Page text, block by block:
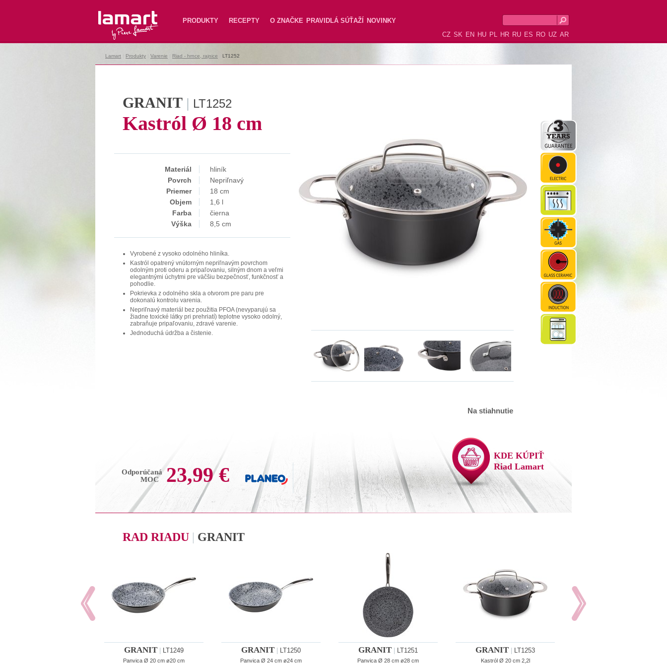
Lamart PRODUKTY RECEPTY O ZNAČKE PRAVIDLÁ SÚŤAŽÍ
NOVINKY
CZ SK EN HU PL HR RU ES RO UZ AR
Lamart Produkty Varenie Riad - hrnce, rajnice LT1252
Na stiahnutie
GRANIT | LT1252
Kastról Ø 18 cm
Materiál
hliník
Povrch
Nepriľnavý
Priemer
18 cm
Objem
1,6 l
Farba
čierna
Výška
8,5 cm
Vyrobené z vysoko odolného hliníka.
Kastról opatrený vnútorným nepriľnavým povrchom
odolným proti oderu a pripaľovaniu, silným dnom a veľmi
elegantnými úchytmi pre väčšiu bezpečnosť, funkčnosť a
pohodlie.
Pokrievka z odolného skla a otvorom pre paru pre
dokonalú kontrolu varenia.
Nepriľnavý materiál bez použitia PFOA (nevyparujú sa
žiadne toxické látky pri prehriatí) teplotne vysoko odolný,
zabraňuje pripaľovaniu, zdravé varenie.
Jednoduchá údržba a čistenie.
Odporúčaná
MOC
23,99 €
KDE KÚPIŤ
Riad Lamart
RAD RIADU | GRANIT
GRANIT LT1249
Panvica Ø 20 cm ø20 cm
GRANIT LT1250
Panvica Ø 24 cm ø24 cm
GRANIT LT1251
Panvica Ø 28 cm ø28 cm
GRANIT LT1253
Kastról Ø 20 cm 2,2l